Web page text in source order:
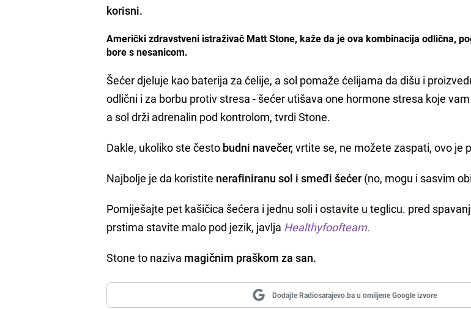
korisni.
Američki zdravstveni istraživač Matt Stone, kaže da je ova kombinacija odlična,
bore s nesanicom.
Šećer djeluje kao baterija za ćelije, a sol pomaže ćelijama da dišu i
odlični i za borbu protiv stresa - šećer utišava one hormone stresa koje
a sol drži adrenalin pod kontrolom, tvrdi Stone.
Dakle, ukoliko ste često budni navečer, vrtite se, ne možete zaspati, ovo je
Najbolje je da koristite nerafiniranu sol i smeđi šećer (no, mogu i sasvim
Pomiješajte pet kašičica šećera i jednu soli i ostavite u teglicu. pred
prstima stavite malo pod jezik, javlja Healthyfoofteam.
Stone to naziva magičnim praškom za san.
Dodajte Radiosarajevo.ba u omiljene Google izvore